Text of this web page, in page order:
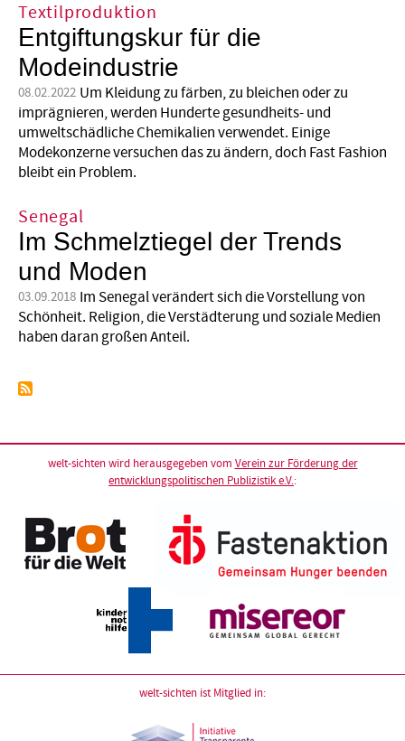
Textilproduktion
Entgiftungskur für die
Modeindustrie
08.02.2022 Um Kleidung zu färben, zu bleichen oder zu
imprägnieren, werden Hunderte gesundheits- und
umweltschädliche Chemikalien verwendet. Einige
Modekonzerne versuchen das zu ändern, doch Fast Fashion
bleibt ein Problem.
Senegal
Im Schmelztiegel der Trends
und Moden
03.09.2018 Im Senegal verändert sich die Vorstellung von
Schönheit. Religion, die Verstädterung und soziale Medien
haben daran großen Anteil.
welt-sichten wird herausgegeben vom Verein zur Förderung der
entwicklungspolitischen Publizistik e.V.:
welt-sichten ist Mitglied in: